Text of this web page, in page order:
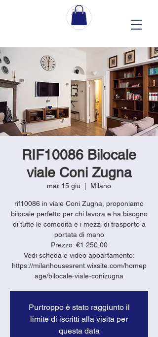
RIF10086 Bilocale
viale Coni Zugna
mar 15 giu Milano
rif10086 in viale Coni Zugna, proponiamo
bilocale perfetto per chi lavora e ha bisogno
di tutte le comodità e i mezzi di trasporto a
portata di mano
Prezzo: €1.250,00
Vedi scheda e video appartamento:
https://milanhousesrent.wixsite.com/homep
age/bilocale-viale-conizugna
Purtroppo è stato raggiunto il
limite di iscritti alla visita per
questa data